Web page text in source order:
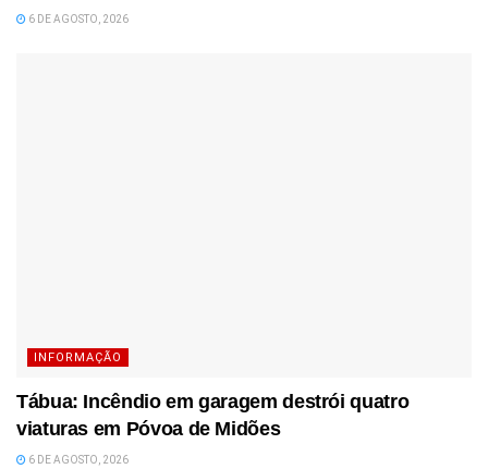
6 DE AGOSTO, 2026
INFORMAÇÃO
Tábua: Incêndio em garagem destrói quatro
viaturas em Póvoa de Midões
6 DE AGOSTO, 2026